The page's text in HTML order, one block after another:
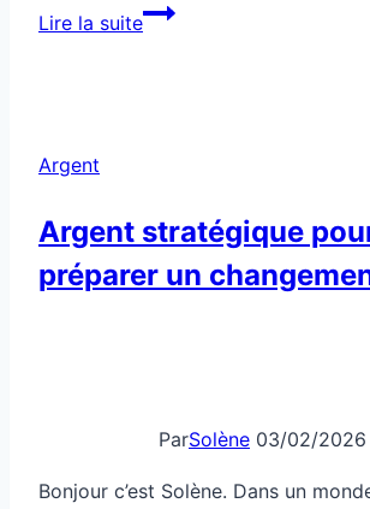
Lire la suiteComment
économie
Argent
Argent stratégique
préparer un
ParSolène 03/02/2026
Bonjour c’est Solène. Dans un